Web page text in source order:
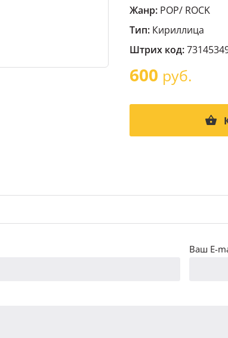
Жанр: POP/ ROCK
Тип: Кириллица
Штрих код:
600 руб.
Ваш E-